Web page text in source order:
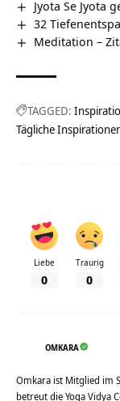
Jyota Se Jyota
32
Meditation –
TAGGED:
Tägliche
Liebe
0
Traurig
0
OMKARA
Omkara ist Mitglied im
betreut die Yoga Vidya